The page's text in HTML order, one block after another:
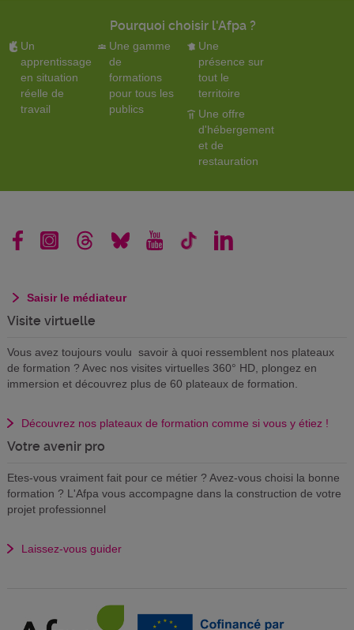
Pourquoi choisir l'Afpa ?
Un
apprentissage
en situation
réelle de
travail
Une gamme
de
formations
pour tous les
publics
Une
présence sur
tout le
territoire
Une offre
d'hébergement
et de
restauration
Saisir le médiateur
Visite virtuelle
Vous avez toujours voulu savoir à quoi ressemblent nos plateaux
de formation ? Avec nos visites virtuelles 360° HD, plongez en
immersion et découvrez plus de 60 plateaux de formation.
Découvrez nos plateaux de formation comme si vous y étiez !
Votre avenir pro
Etes-vous vraiment fait pour ce métier ? Avez-vous choisi la bonne
formation ? L'Afpa vous accompagne dans la construction de votre
projet professionnel
Laissez-vous guider